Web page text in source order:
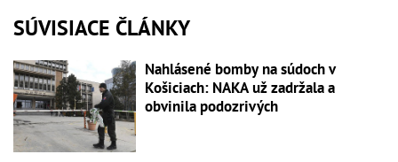
SÚVISIACE ČLÁNKY
Nahlásené bomby na súdoch v
Košiciach: NAKA už zadržala a
obvinila podozrivých